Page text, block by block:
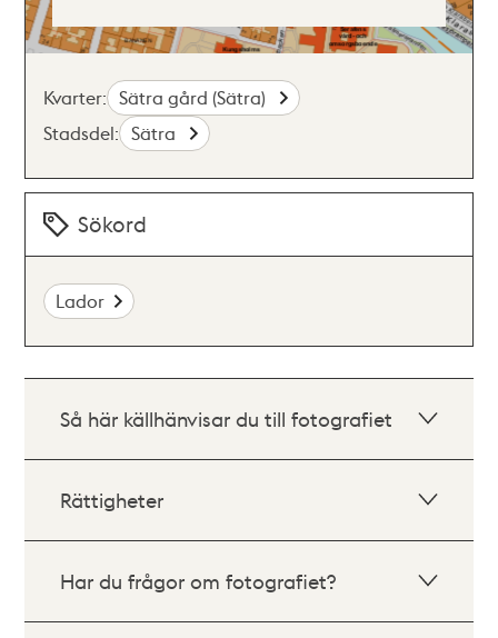
Kvarter: Sätra gård (Sätra)
Stadsdel: Sätra
Sökord
Lador
Så här källhänvisar du till fotografiet
Rättigheter
Har du frågor om fotografiet?